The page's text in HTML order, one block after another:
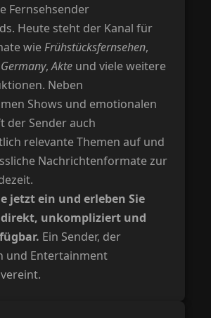
Fernsehsender
Heute steht der Kanal für
wieFrühstücksfernsehen,
,Akte und viele weitere
Neben
Shows und emotionalen
der Sender auch
relevante Themen auf und
Nachrichtenformate zur
jetzt ein und erleben Sie
direkt, unkompliziert und
Ein Sender, der
und Entertainment